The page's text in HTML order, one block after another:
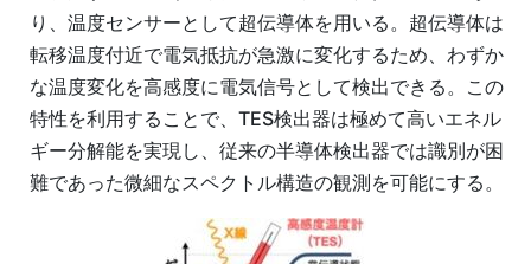
り、温度センサーとして超伝導体を用いる。超伝導体は
転移温度付近で電気抵抗が急激に変化するため、わずか
な温度変化を高感度に電気信号として検出できる。この
特性を利用することで、TES検出器は極めて高いエネル
ギー分解能を実現し、従来の半導体検出器では識別が困
難であった微細なスペクトル構造の観測を可能にする。